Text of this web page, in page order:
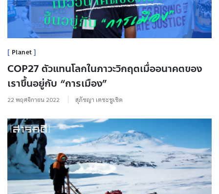
Planet
COP27 ตัวแทนโลกในภาวะวิกฤตเมื่ออนาคตของ
เราขึ้นอยู่กับ “การเมือง”
22 พฤศจิกายน 2022 สุภัชญา เตชะชูเชิด